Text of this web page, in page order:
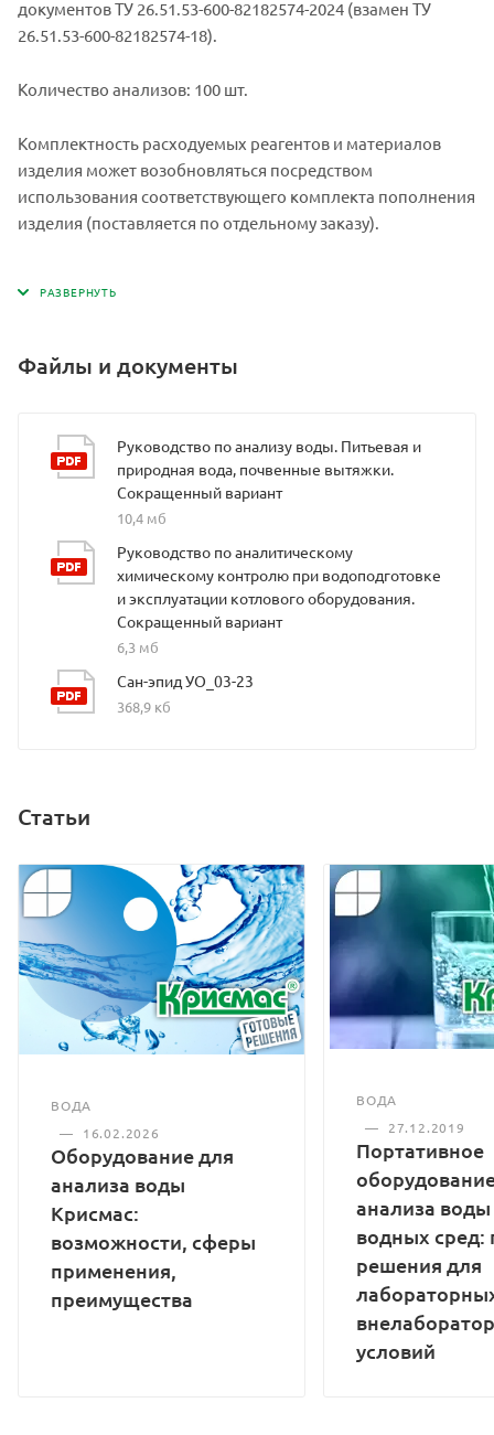
документов ТУ 26.51.53-600-82182574-2024 (взамен ТУ
26.51.53-600-82182574-18).
Количество анализов: 100 шт.
Комплектность расходуемых реагентов и материалов
изделия может возобновляться посредством
использования соответствующего комплекта пополнения
изделия (поставляется по отдельному заказу).
Файлы и документы
Руководство по анализу воды. Питьевая и
природная вода, почвенные вытяжки.
Сокращенный вариант
10,4 мб
Руководство по аналитическому
химическому контролю при водоподготовке
и эксплуатации котлового оборудования.
Сокращенный вариант
6,3 мб
Сан-эпид УО_03-23
368,9 кб
Статьи
ВОДА
—
16.02.2026
Оборудование для
анализа воды
Крисмас:
возможности, сферы
применения,
преимущества
ВОДА
—
27.12.2019
Портативное
анализа
водных сред:
решения для
условий